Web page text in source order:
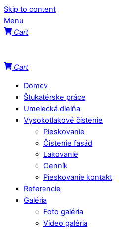
Skip to content
Menu
Cart
Cart
Domov
Štukatérske práce
Umelecká dielňa
Vysokotlakové čistenie
Pieskovanie
Čistenie fasád
Lakovanie
Cenník
Pieskovanie kontakt
Referencie
Galéria
Foto galéria
Video galéria